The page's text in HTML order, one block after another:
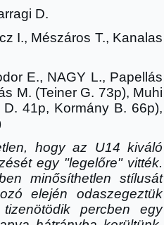
D.
I., Mészáros T., Kanalas
E., NAGY L., Papellás
M. (Teiner G. 73p), Muhi
41p, Kormány B. 66p),
hogy az U14 kiváló
egy "legelőre" vitték.
minősíthetlen stílusát
elején odaszegeztük
percben egy